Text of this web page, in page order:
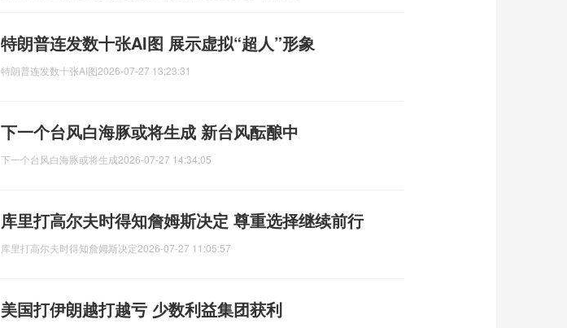
特朗普连发数十张AI图 展示虚拟“超人”形象
特朗普连发数十张AI图2026-07-27 13:23:31
下一个台风白海豚或将生成 新台风酝酿中
下一个台风白海豚或将生成2026-07-27 14:34:05
库里打高尔夫时得知詹姆斯决定 尊重选择继续前行
库里打高尔夫时得知詹姆斯决定2026-07-27 11:05:57
美国打伊朗越打越亏 少数利益集团获利